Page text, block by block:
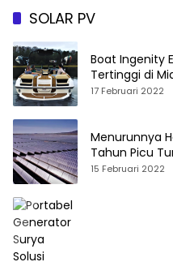
SOLAR PV
Boat Ingenity Electric 23E
Tertinggi di
17 Februari 2022
Menurunnya
Tahun Picu
15 Februari 2022